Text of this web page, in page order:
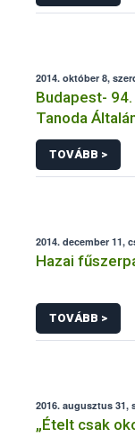
2014. október 8,
Budapest-
Tanoda
TOVÁBB >
2014. december 11,
Hazai
TOVÁBB >
2016. augusztus 31,
„Ételt csak